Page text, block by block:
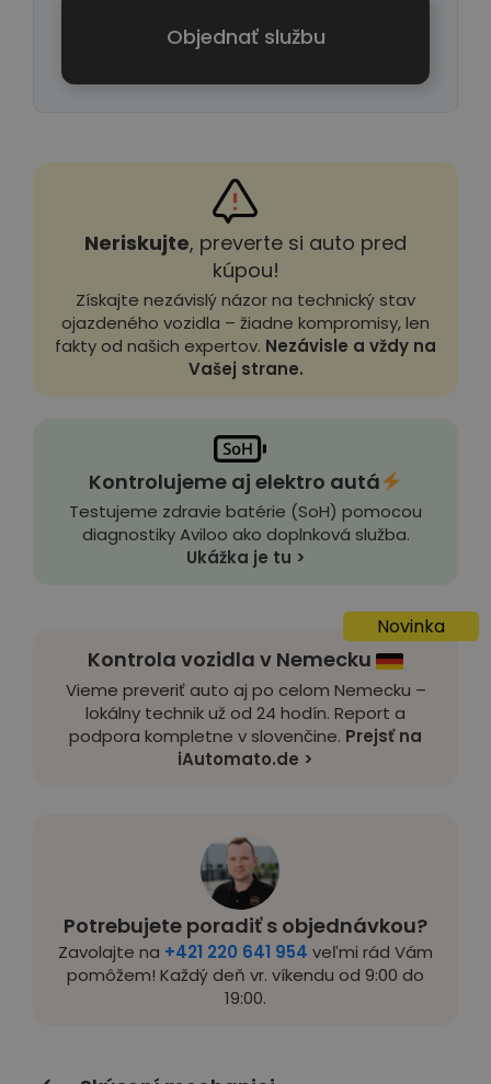
Potrebujete poradiť s objednávkou?
Zavolajte na +421 220 641 954 veľmi rád Vám
pomôžem! Každý deň vr. víkendu od 9:00 do
19:00.
Objednať službu
Neriskujte, preverte si auto pred
kúpou!
Získajte nezávislý názor na technický stav
ojazdeného vozidla – žiadne kompromisy, len
fakty od našich expertov. Nezávisle a vždy na
Vašej strane.
Kontrolujeme aj elektro autá
Testujeme zdravie batérie (SoH) pomocou
diagnostiky Aviloo ako doplnková služba.
Ukážka je tu >
Novinka
Kontrola vozidla v Nemecku
Vieme preveriť auto aj po celom Nemecku –
lokálny technik už od 24 hodín. Report a
podpora kompletne v slovenčine. Prejsť na
iAutomato.de >